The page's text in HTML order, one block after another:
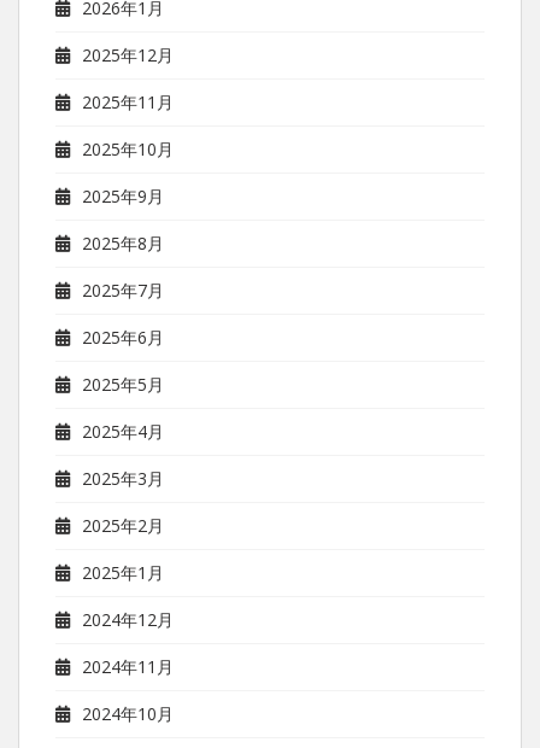
2026年1月
2025年12月
2025年11月
2025年10月
2025年9月
2025年8月
2025年7月
2025年6月
2025年5月
2025年4月
2025年3月
2025年2月
2025年1月
2024年12月
2024年11月
2024年10月